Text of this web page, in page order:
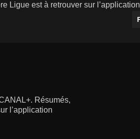
Ligue est à retrouver sur
Résumés,
l’application